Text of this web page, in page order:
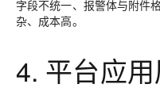
字段不统一、报警体与附件
杂、成本高。
4. 平台应